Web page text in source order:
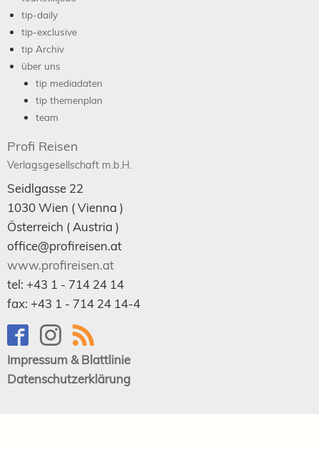
tip-daily
tip-exclusive
tip Archiv
über uns
tip mediadaten
tip themenplan
team
Profi Reisen
Verlagsgesellschaft m.b.H.
Seidlgasse 22
1030Wien ( Vienna )
Österreich ( Austria )
office@profireisen.at
www.profireisen.at
tel: +43 1 - 714 24 14
fax: +43 1 - 714 24 14-4
Impressum & Blattlinie
Datenschutzerklärung